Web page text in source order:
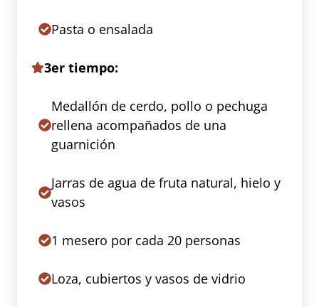
Pasta o ensalada
3er tiempo:
Medallón de cerdo, pollo o pechuga
rellena acompañados de una
guarnición
Jarras de agua de fruta natural, hielo y
vasos
1 mesero por cada 20 personas
Loza, cubiertos y vasos de vidrio